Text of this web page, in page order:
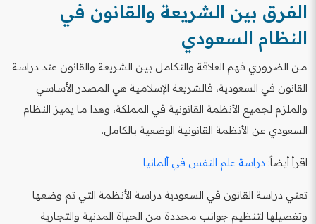
الفرق بين الشريعة والقانون في
النظام السعودي
من الضروري فهم العلاقة والتكامل بين الشريعة والقانون عند دراسة
القانون في السعودية، فالشريعة الإسلامية هي المصدر الأساسي
والملزم لجميع الأنظمة القانونية في المملكة، وهذا ما يميز النظام
السعودي عن الأنظمة القانونية الوضعية بالكامل.
اقرأ أيضاً: دراسة علم النفس في ألمانيا
تعني دراسة القانون في السعودية دراسة الأنظمة التي تم وضعها
وتفصيلها لتنظيم جوانب محددة من الحياة المدنية والتجارية